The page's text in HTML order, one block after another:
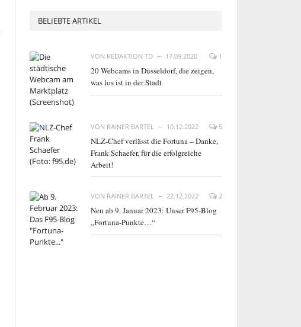
BELIEBTE ARTIKEL
VON REDAKTION TD 17.09.2020 1
20 Webcams in Düsseldorf, die zeigen,
was los ist in der Stadt
VON RAINER BARTEL 10.12.2022 5
NLZ-Chef verlässt die Fortuna – Danke,
Frank Schaefer, für die erfolgreiche
Arbeit!
VON RAINER BARTEL 22.12.2022 2
Neu ab 9. Januar 2023: Unser F95-Blog
„Fortuna-Punkte…“